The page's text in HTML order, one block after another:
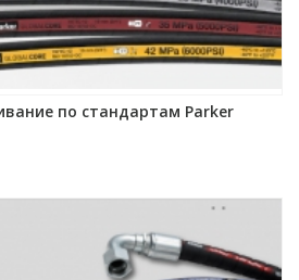
по стандартам Parker